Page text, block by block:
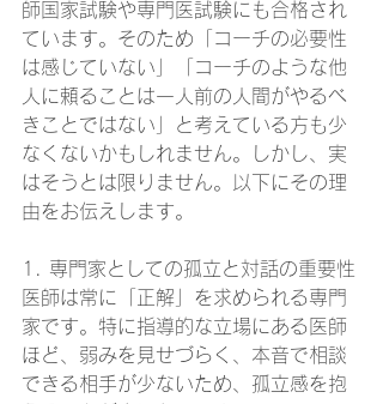
師国家試験や専門医試験にも合格され
ています。そのため「コーチの必要性
は感じていない」「コーチのような他
人に頼ることは一人前の人間がやるべ
きことではない」と考えている方も少
なくないかもしれません。しかし、実
はそうとは限りません。以下にその理
由をお伝えします。
1. 専門家としての孤立と対話の重要性
医師は常に「正解」を求められる専門
家です。特に指導的な立場にある医師
ほど、弱みを見せづらく、本音で相談
できる相手が少ないため、孤立感を抱